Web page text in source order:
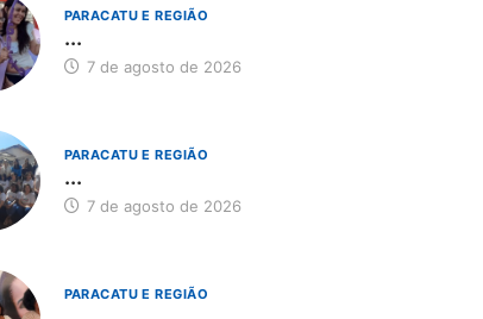
PARACATU E REGIÃO
...
7 de agosto de 2026
PARACATU E REGIÃO
...
7 de agosto de 2026
PARACATU E REGIÃO